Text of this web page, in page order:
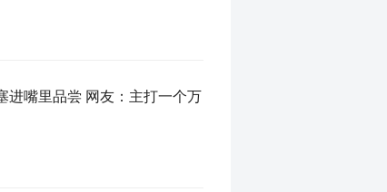
进嘴里品尝 网友：主打一个万